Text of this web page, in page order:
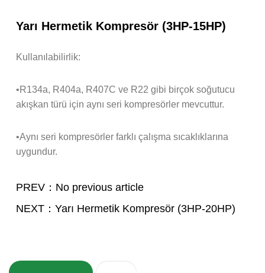
Yarı Hermetik Kompresör (3HP-15HP)
Kullanılabilirlik:
•R134a, R404a, R407C ve R22 gibi birçok soğutucu
akışkan türü için aynı seri kompresörler mevcuttur.
•Aynı seri kompresörler farklı çalışma sıcaklıklarına
uygundur.
PREV：No previous article
NEXT：Yarı Hermetik Kompresör (3HP-20HP)